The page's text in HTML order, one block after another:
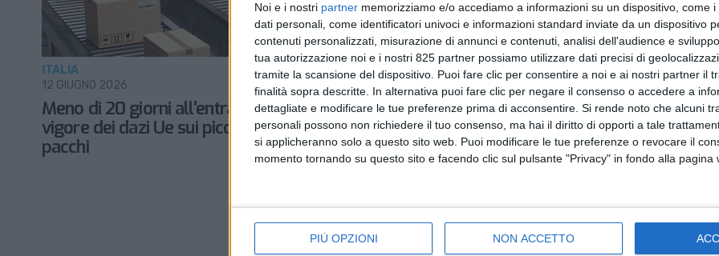
Noi e i nostri partner memorizziamo e/o accediamo a informazioni su un dispositivo, come
dati personali, come identificatori univoci e informazioni standard inviate da un dispositivo
contenuti personalizzati, misurazione di annunci e contenuti, analisi dell'audience e
tua autorizzazione noi e i nostri 825 partner possiamo utilizzare dati precisi di
tramite la scansione del dispositivo. Puoi fare clic per consentire a noi e ai nostri partner il
finalità sopra descritte. In alternativa puoi fare clic per negare il consenso o accedere a
dettagliate e modificare le tue preferenze prima di acconsentire. Si rende noto che alcuni
personali possono non richiedere il tuo consenso, ma hai il diritto di opporti a tale
si applicheranno solo a questo sito web. Puoi modificare le tue preferenze o revocare il
momento tornando su questo sito e facendo clic sul pulsante "Privacy" in fondo alla pagina
PIÙ OPZIONI NON ACCETTO
Meno di 20 giorni all’entrata in
vigore dei dazi Ue sui piccoli
pacchi
ITALIA
12 GIUGNO 2026
Confetra: “Incassi minimi ma
traffici in fuga con la tassa sui
piccoli pacchi”
ITALIA
26 MAGGIO 2026
Da luglio in vigore il
provvisorio Ue sui
ITALIA
12 FEBBRAIO 2026